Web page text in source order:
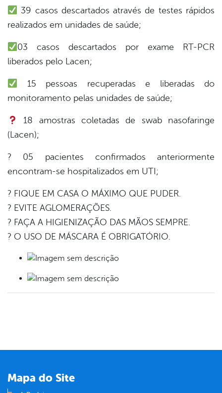
39 casos descartados através de testes rápidos
realizados em unidades de saúde;
03 casos descartados por exame RT-PCR
liberados pelo Lacen;
15 pessoas recuperadas e liberadas do
monitoramento pelas unidades de saúde;
18 amostras coletadas de swab nasofaringe
(Lacen);
? 05 pacientes confirmados anteriormente
encontram-se hospitalizados em UTI;
? FIQUE EM CASA O MÁXIMO QUE PUDER.
? EVITE AGLOMERAÇÕES.
? FAÇA A HIGIENIZAÇÃO DAS MÃOS SEMPRE.
? O USO DE MÁSCARA É OBRIGATÓRIO.
Mapa do Site